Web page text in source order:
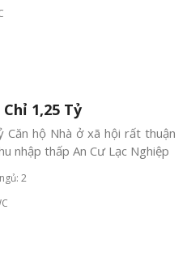
1,25 Tỷ
Căn hộ Nhà ở xã hội rất thuận
nhập thấp An Cư Lạc Nghiệp
2